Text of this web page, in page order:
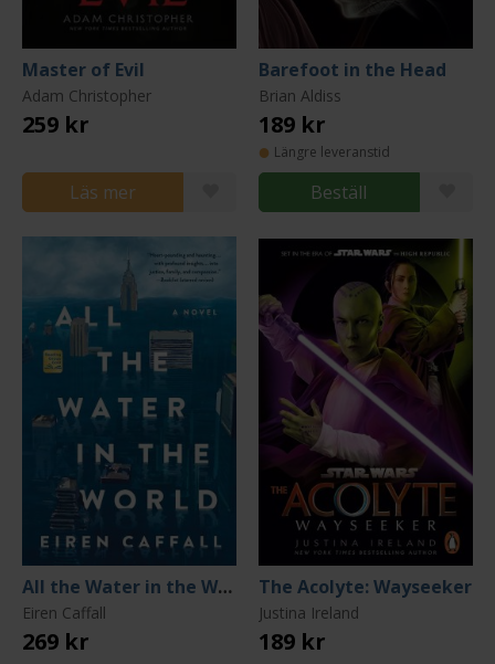
Master of Evil
Adam Christopher
259 kr
Läs mer
Barefoot in the Head
Brian Aldiss
189 kr
Längre leveranstid
Beställ
All the Water in the World
Eiren Caffall
269 kr
The Acolyte: Wayseeker
Justina Ireland
189 kr